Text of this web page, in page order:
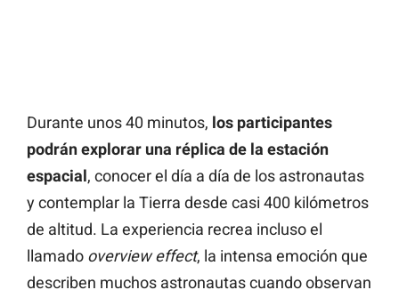
Durante unos 40 minutos, los participantes
podrán explorar una réplica de la estación
espacial, conocer el día a día de los astronautas
y contemplar la Tierra desde casi 400 kilómetros
de altitud. La experiencia recrea incluso el
llamado overview effect, la intensa emoción que
describen muchos astronautas cuando observan